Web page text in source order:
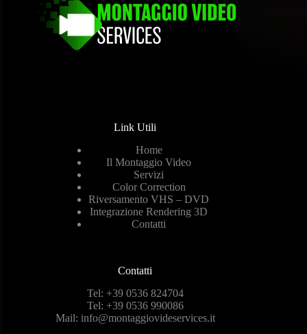
Link Utili
Home
Il Montaggio Video
Servizi
Color Correction
Riversamento VHS – DVD
Integrazione Rendering 3D
Contatti
Contatti
Tel: +39 0536 824704
Tel: +39 0536 990086
Mail: info@montaggiovideservices.it